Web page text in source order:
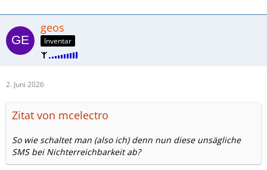
geos
Inventar
2. Juni 2026
Zitat von mcelectro
So wie schaltet man (also ich) denn nun diese unsägliche
SMS bei Nichterreichbarkeit ab?